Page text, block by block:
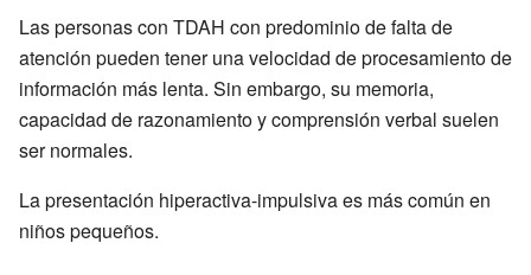
Las personas con TDAH con predominio de falta de
atención pueden tener una velocidad de procesamiento de
información más lenta. Sin embargo, su memoria,
capacidad de razonamiento y comprensión verbal suelen
ser normales.
La presentación hiperactiva-impulsiva es más común en
niños pequeños.